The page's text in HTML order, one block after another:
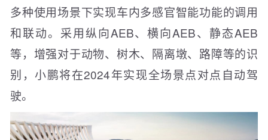
多种使用场景下实现车内多感官智能功能的调用
和联动。采用纵向AEB、横向AEB、静态AEB
等，增强对于动物、树木、隔离墩、路障等的识
别，小鹏将在2024年实现全场景点对点自动驾
驶。